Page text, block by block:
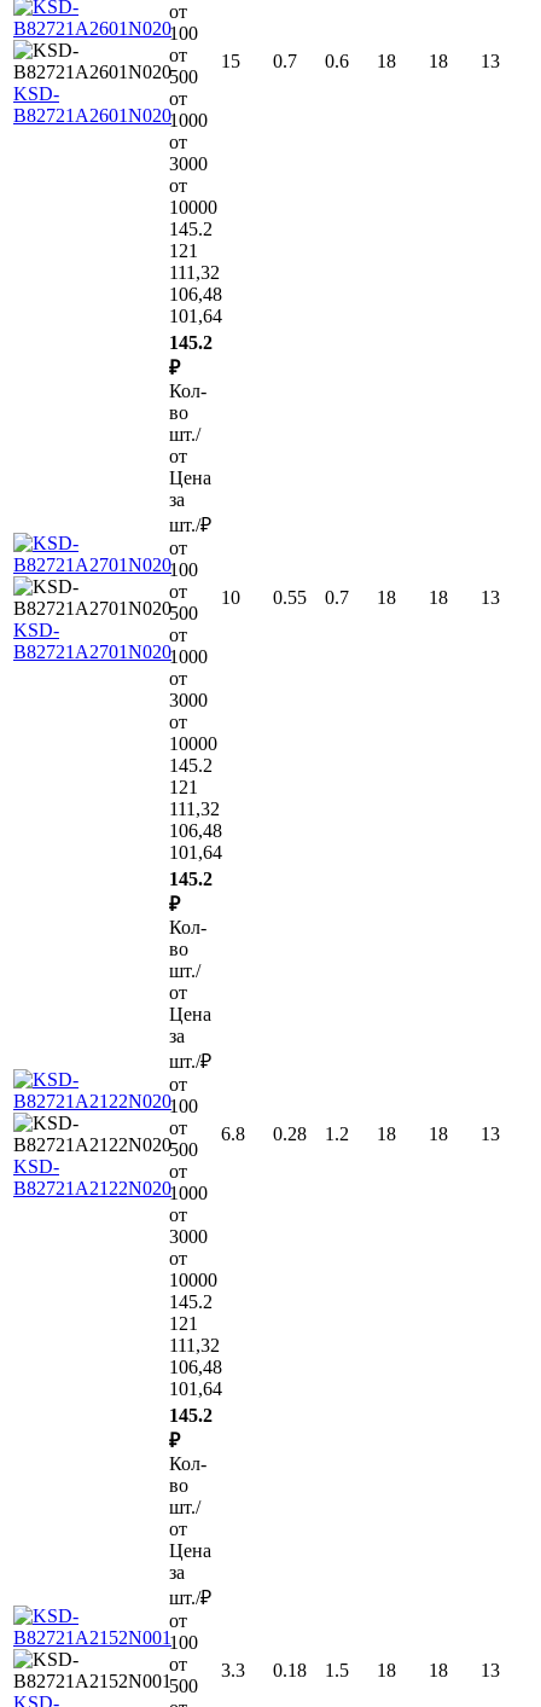
KSD-
B82721A2601N020
от
100
от
500
от
1000
от
3000
от
10000
145.2
121
111,32
106,48
101,64
15 0.7 0.6 18 18 13
KSD-
B82721A2701N020
145.2
₽
Кол-
во
шт./
от
Цена
за
шт./₽
от
100
от
500
от
1000
от
3000
от
10000
145.2
121
111,32
106,48
101,64
10 0.55 0.7 18 18 13
KSD-
B82721A2122N020
145.2
₽
Кол-
во
шт./
от
Цена
за
шт./₽
от
100
от
500
от
1000
от
3000
от
10000
145.2
121
111,32
106,48
101,64
6.8 0.28 1.2 18 18 13
KSD-
145.2
₽
Кол-
во
шт./
от
Цена
за
шт./₽
от
100
от
500
3.3 0.18 1.5 18 18 13